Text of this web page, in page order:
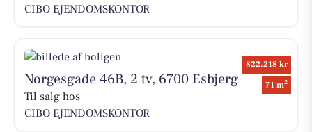
CIBO EJENDOMSKONTOR
822.218 kr
71 m2
Norgesgade 46B, 2 tv, 6700 Esbjerg
Til salg hos
CIBO EJENDOMSKONTOR